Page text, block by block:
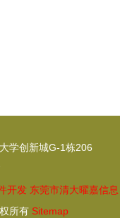
学创新城G-1栋206
开发 东莞市清大曜嘉信息
所有 Sitemap